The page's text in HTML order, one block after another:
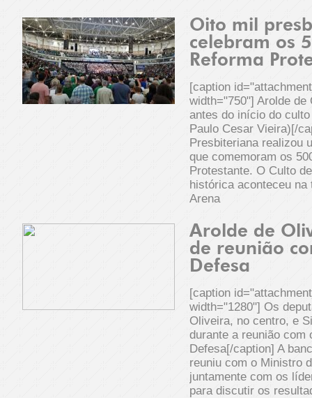
Oito mil
celebram os
Reforma
[caption
width="750"] Arolde
antes do início do
Paulo Cesar Vieira)[/
Presbiteriana realizou
que comemoram os
Protestante. O Culto
histórica aconteceu na
Arena
Arolde de
de reunião
Defesa
[caption
width="1280"] Os
Oliveira, no centro, e
durante a reunião com
Defesa[/caption] A
reuniu com o Ministro
juntamente com os
para discutir os